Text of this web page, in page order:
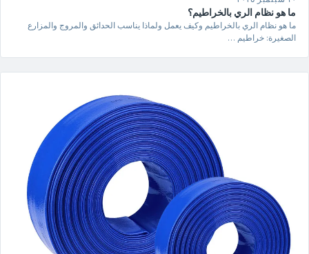
ما هو نظام الري بالخراطيم؟
ما هو نظام الري بالخراطيم وكيف يعمل ولماذا يناسب الحدائق والمروج والمزارع
الصغيرة: خراطيم …